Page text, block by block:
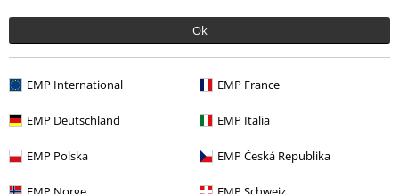
Ok
EMP International EMP France
EMP Deutschland EMP Italia
EMP Polska EMP Česká Republika
Meer categorieën. Meer opties.
Kledingmerken Sieraden Armbanden
Kledingmerken etNox hard and heavy Armbanden
Stijlen Rockwear Sieraden Armbanden
Stijlen Rockwear Rockwear mannen